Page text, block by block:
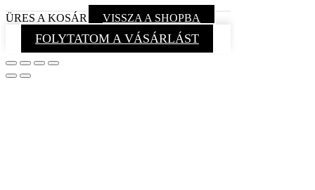
ÜRES A KOSÁR VISSZA A SHOPBA
FOLYTATOM A VÁSÁRLÁST